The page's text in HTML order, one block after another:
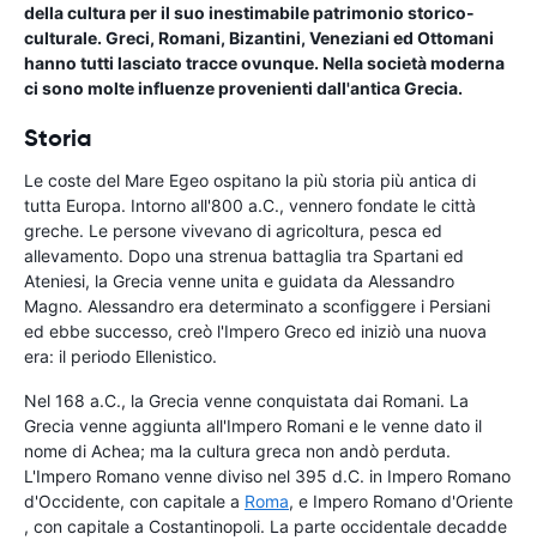
della cultura per il suo inestimabile patrimonio storico-
culturale. Greci, Romani, Bizantini, Veneziani ed Ottomani
hanno tutti lasciato tracce ovunque. Nella società moderna
ci sono molte influenze provenienti dall'antica Grecia.
Storia
Le coste del Mare Egeo ospitano la più storia più antica di
tutta Europa. Intorno all'800 a.C., vennero fondate le città
greche. Le persone vivevano di agricoltura, pesca ed
allevamento. Dopo una strenua battaglia tra Spartani ed
Ateniesi, la Grecia venne unita e guidata da Alessandro
Magno. Alessandro era determinato a sconfiggere i Persiani
ed ebbe successo, creò l'Impero Greco ed iniziò una nuova
era: il periodo Ellenistico.
Nel 168 a.C., la Grecia venne conquistata dai Romani. La
Grecia venne aggiunta all'Impero Romani e le venne dato il
nome di Achea; ma la cultura greca non andò perduta.
L'Impero Romano venne diviso nel 395 d.C. in Impero Romano
d'Occidente, con capitale a Roma, e Impero Romano d'Oriente
, con capitale a Costantinopoli. La parte occidentale decadde